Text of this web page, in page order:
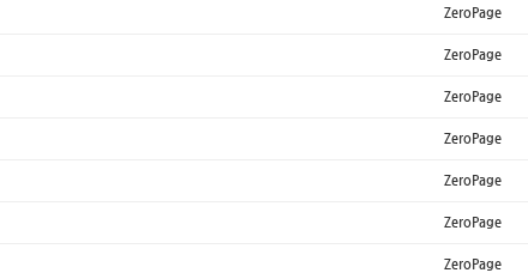
ZeroPage
ZeroPage
ZeroPage
ZeroPage
ZeroPage
ZeroPage
ZeroPage